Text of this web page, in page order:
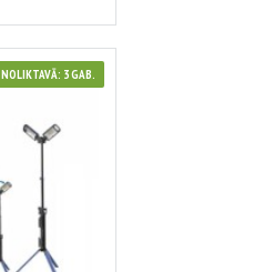
NOLIKTAVĀ: 3 GAB.